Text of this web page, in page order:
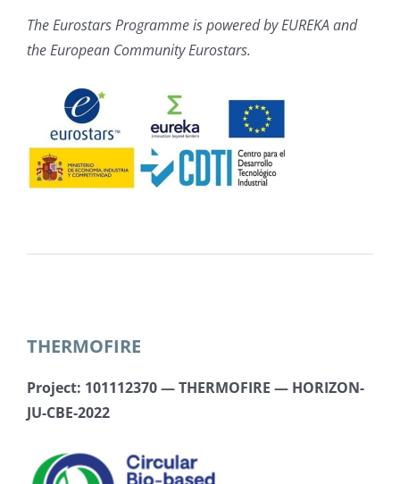
The Eurostars Programme is powered by EUREKA and
the European Community Eurostars.
THERMOFIRE
Project: 101112370 — THERMOFIRE — HORIZON-
JU-CBE-2022